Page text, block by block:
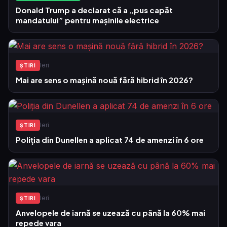
Donald Trump a declarat că a „pus capăt
mandatului” pentru mașinile electrice
ŞTIRI Ieri
Mai are sens o mașină nouă fără hibrid în 2026?
ŞTIRI Ieri
Poliția din Dunellen a aplicat 74 de amenzi în 6 ore
ŞTIRI Ieri
Anvelopele de iarnă se uzează cu până la 60% mai
repede vara